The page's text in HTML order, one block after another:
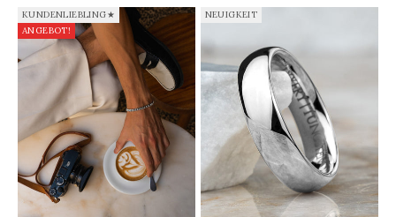
KUNDENLIEBLING★
ANGEBOT!
NEUIGKEIT